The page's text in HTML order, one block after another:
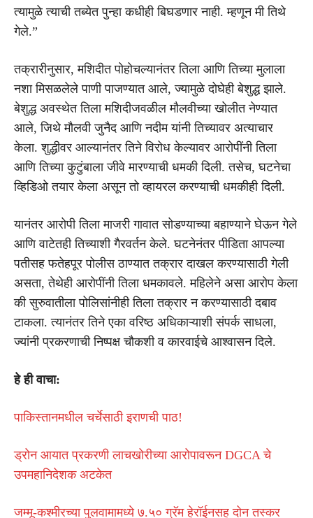
त्यामुळे त्याची तब्येत पुन्हा कधीही बिघडणार नाही. म्हणून मी तिथे
गेले.”
तक्रारीनुसार, मशिदीत पोहोचल्यानंतर तिला आणि तिच्या मुलाला
नशा मिसळलेले पाणी पाजण्यात आले, ज्यामुळे दोघेही बेशुद्ध झाले.
बेशुद्ध अवस्थेत तिला मशिदीजवळील मौलवीच्या खोलीत नेण्यात
आले, जिथे मौलवी जुनैद आणि नदीम यांनी तिच्यावर अत्याचार
केला. शुद्धीवर आल्यानंतर तिने विरोध केल्यावर आरोपींनी तिला
आणि तिच्या कुटुंबाला जीवे मारण्याची धमकी दिली. तसेच, घटनेचा
व्हिडिओ तयार केला असून तो व्हायरल करण्याची धमकीही दिली.
यानंतर आरोपी तिला माजरी गावात सोडण्याच्या बहाण्याने घेऊन गेले
आणि वाटेतही तिच्याशी गैरवर्तन केले. घटनेनंतर पीडिता आपल्या
पतीसह फतेहपूर पोलीस ठाण्यात तक्रार दाखल करण्यासाठी गेली
असता, तेथेही आरोपींनी तिला धमकावले. महिलेने असा आरोप केला
की सुरुवातीला पोलिसांनीही तिला तक्रार न करण्यासाठी दबाव
टाकला. त्यानंतर तिने एका वरिष्ठ अधिकाऱ्याशी संपर्क साधला,
ज्यांनी प्रकरणाची निष्पक्ष चौकशी व कारवाईचे आश्वासन दिले.
हे ही वाचा:
पाकिस्तानमधील चर्चेसाठी इराणची पाठ!
ड्रोन आयात प्रकरणी लाचखोरीच्या आरोपावरून DGCA चे
उपमहानिदेशक अटकेत
जम्मू-कश्मीरच्या पुलवामामध्ये ७.५० ग्रॅम हेरॉईनसह दोन तस्कर